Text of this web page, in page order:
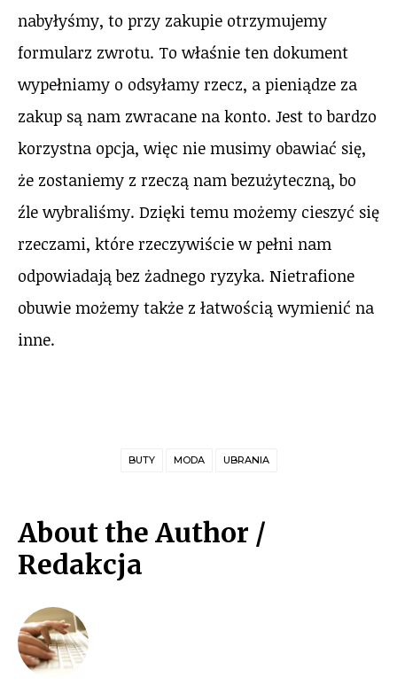
nabyłyśmy, to przy zakupie otrzymujemy
formularz zwrotu. To właśnie ten dokument
wypełniamy o odsyłamy rzecz, a pieniądze za
zakup są nam zwracane na konto. Jest to bardzo
korzystna opcja, więc nie musimy obawiać się,
że zostaniemy z rzeczą nam bezużyteczną, bo
źle wybraliśmy. Dzięki temu możemy cieszyć się
rzeczami, które rzeczywiście w pełni nam
odpowiadają bez żadnego ryzyka. Nietrafione
obuwie możemy także z łatwością wymienić na
inne.
BUTY MODA UBRANIA
About the Author /
Redakcja